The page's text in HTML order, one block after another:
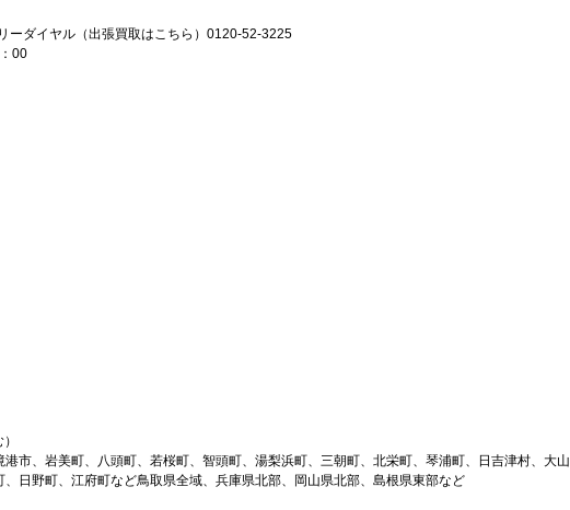
ダイヤル（出張買取はこちら）0120-52-3225
00
市、岩美町、八頭町、若桜町、智頭町、湯梨浜町、三朝町、北栄町、琴浦町、日吉津村、大山
日野町、江府町など鳥取県全域、兵庫県北部、岡山県北部、島根県東部など